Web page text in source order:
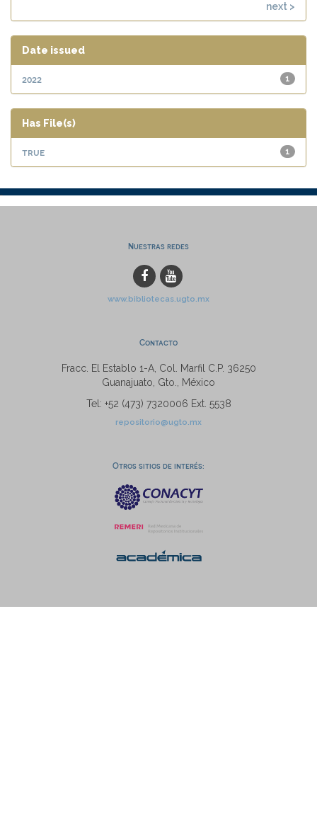
next >
Date issued
1
2022
Has File(s)
1
true
Nuestras redes
www.bibliotecas.ugto.mx
Contacto
Fracc. El Establo 1-A, Col. Marfil C.P. 36250
Guanajuato, Gto., México
Tel: +52 (473) 7320006 Ext. 5538
repositorio@ugto.mx
Otros sitios de interés: